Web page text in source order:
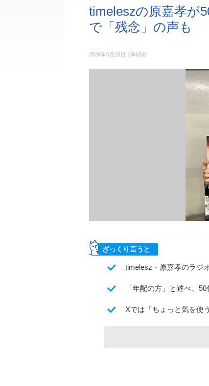
timeleszの原嘉孝が
で「残念」の声も
2026年5月15日 19時5分
ざっくり言うと
timelesz・原嘉孝のラジ
「年配の方」と述べ、
Xでは「ちょっと気を使